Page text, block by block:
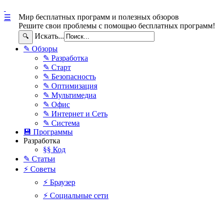
Мир бесплатных программ и полезных обзоров
Решите свои проблемы с помощью бесплатных программ!
🔍 Искать...
☰
✎ Обзоры
✎ Разработка
✎ Старт
✎ Безопасность
✎ Оптимизация
✎ Мультимедиа
✎ Офис
✎ Интернет и Сеть
✎ Система
💾 Программы
Разработка
§§ Код
✎ Статьи
⚡ Советы
⚡ Браузер
⚡ Социальные сети